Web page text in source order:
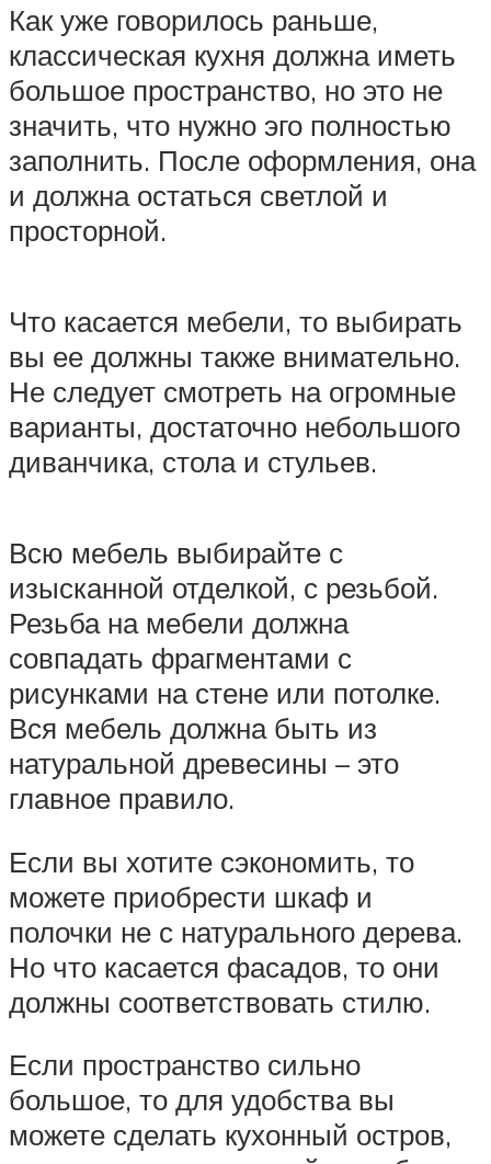
Как уже говорилось раньше,
классическая кухня должна иметь
большое пространство, но это не
значить, что нужно эго полностью
заполнить. После оформления, она
и должна остаться светлой и
просторной.
Что касается мебели, то выбирать
вы ее должны также внимательно.
Не следует смотреть на огромные
варианты, достаточно небольшого
диванчика, стола и стульев.
Всю мебель выбирайте с
изысканной отделкой, с резьбой.
Резьба на мебели должна
совпадать фрагментами с
рисунками на стене или потолке.
Вся мебель должна быть из
натуральной древесины – это
главное правило.
Если вы хотите сэкономить, то
можете приобрести шкаф и
полочки не с натурального дерева.
Но что касается фасадов, то они
должны соответствовать стилю.
Если пространство сильно
большое, то для удобства вы
можете сделать кухонный остров,